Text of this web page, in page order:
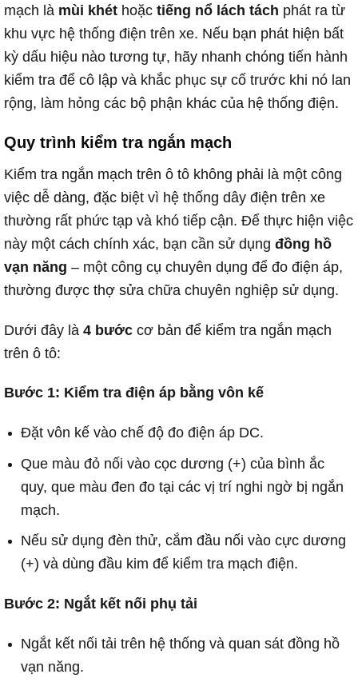
mạch là mùi khét hoặc tiếng nổ lách tách phát ra từ
khu vực hệ thống điện trên xe. Nếu bạn phát hiện bất
kỳ dấu hiệu nào tương tự, hãy nhanh chóng tiến hành
kiểm tra để cô lập và khắc phục sự cố trước khi nó lan
rộng, làm hỏng các bộ phận khác của hệ thống điện.
Quy trình kiểm tra ngắn mạch
Kiểm tra ngắn mạch trên ô tô không phải là một công
việc dễ dàng, đặc biệt vì hệ thống dây điện trên xe
thường rất phức tạp và khó tiếp cận. Để thực hiện việc
này một cách chính xác, bạn cần sử dụng đồng hồ
vạn năng – một công cụ chuyên dụng để đo điện áp,
thường được thợ sửa chữa chuyên nghiệp sử dụng.
Dưới đây là 4 bước cơ bản để kiểm tra ngắn mạch
trên ô tô:
Bước 1: Kiểm tra điện áp bằng vôn kế
Đặt vôn kế vào chế độ đo điện áp DC.
Que màu đỏ nối vào cọc dương (+) của bình ắc
quy, que màu đen đo tại các vị trí nghi ngờ bị ngắn
mạch.
Nếu sử dụng đèn thử, cắm đầu nối vào cực dương
(+) và dùng đầu kim để kiểm tra mạch điện.
Bước 2: Ngắt kết nối phụ tải
Ngắt kết nối tải trên hệ thống và quan sát đồng hồ
vạn năng.